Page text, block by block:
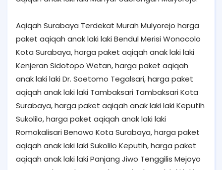
Aqiqah Surabaya Terdekat Murah Mulyorejo harga
paket aqiqah anak laki laki Bendul Merisi Wonocolo
Kota Surabaya, harga paket aqiqah anak laki laki
Kenjeran Sidotopo Wetan, harga paket aqiqah
anak laki laki Dr. Soetomo Tegalsari, harga paket
aqiqah anak laki laki Tambaksari Tambaksari Kota
Surabaya, harga paket aqiqah anak laki laki Keputih
Sukolilo, harga paket aqiqah anak laki laki
Romokalisari Benowo Kota Surabaya, harga paket
aqiqah anak laki laki Sukolilo Keputih, harga paket
aqiqah anak laki laki Panjang Jiwo Tenggilis Mejoyo